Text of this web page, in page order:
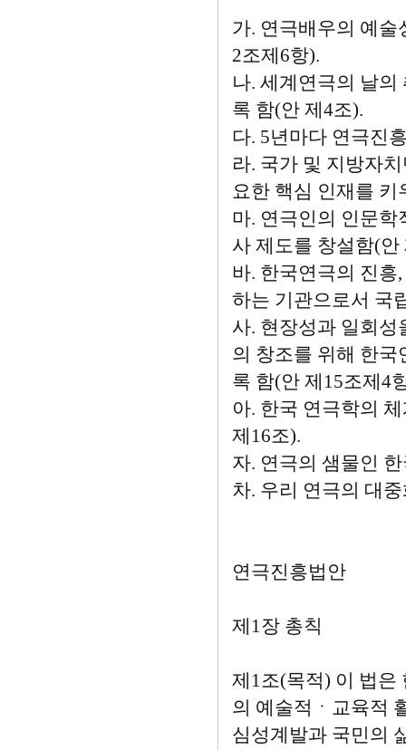
가. 연극배우의 예
2조제6항).
나. 세계연극의 날
록 함(안 제4조).
다. 5년마다 연극진
라. 국가 및 지방자
요한 핵심 인재를 키
마. 연극인의 인문
사 제도를 창설함(안
바. 한국연극의 진흥
하는 기관으로서 국
사. 현장성과 일회
의 창조를 위해 한
록 함(안 제15조제4
아. 한국 연극학의
제16조).
자. 연극의 샘물인
차. 우리 연극의 대
연극진흥법안
제1장 총칙
제1조(목적) 이 법은
의 예술적ㆍ교육적
심성계발과 국민의